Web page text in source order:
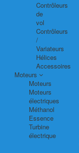
Contrôleurs
de
vol
Contrôleurs
/
Variateurs
Hélices
Accessoires
Moteurs
Moteurs
Moteurs
électriques
Méthanol
Essence
Turbine
électrique